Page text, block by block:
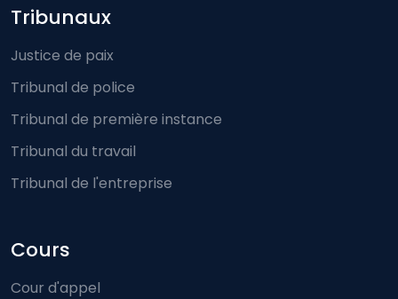
Footer-menu
Tribunaux
Justice de paix
Tribunal de police
Tribunal de première instance
Tribunal du travail
Tribunal de l'entreprise
Cours
Cour d'appel